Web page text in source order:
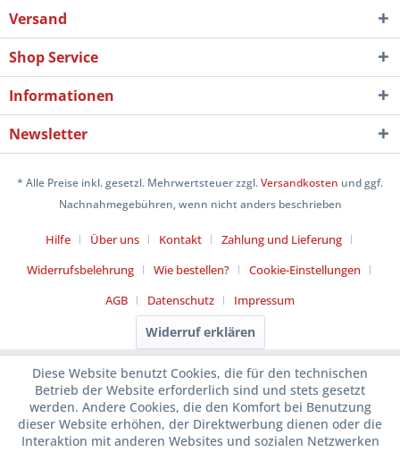
Versand
Shop Service
Informationen
Newsletter
* Alle Preise inkl. gesetzl. Mehrwertsteuer zzgl.Versandkosten und ggf.
Nachnahmegebühren, wenn nicht anders beschrieben
Hilfe Über uns Kontakt
Zahlung und Lieferung
Widerrufsbelehrung
Wie bestellen?
Cookie-Einstellungen
AGB
Datenschutz Impressum
Widerruf erklären
Diese Website benutzt Cookies, die für den technischen
Betrieb der Website erforderlich sind und stets gesetzt
werden. Andere Cookies, die den Komfort bei Benutzung
dieser Website erhöhen, der Direktwerbung dienen oder die
Interaktion mit anderen Websites und sozialen Netzwerken